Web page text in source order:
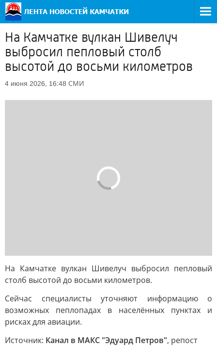
На Камчатке вулкан Шивелуч
выбросил пепловый столб
высотой до восьми километров
4 июня 2026, 16:48 СМИ
На Камчатке вулкан Шивелуч выбросил пепловый
столб высотой до восьми километров.
Сейчас специалисты уточняют информацию о
возможных пеплопадах в населённых пунктах и
рисках для авиации.
Источник: Канал в МАКС "Эдуард Петров", репост